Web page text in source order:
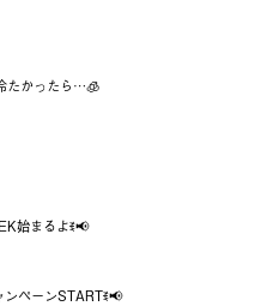
たかったら…🧊
始まるよꉂ📢
ペーンSTARTꉂ📢